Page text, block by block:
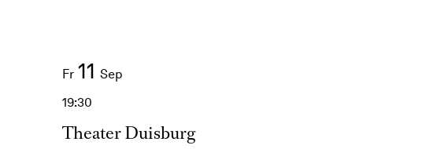
Fr 11 Sep
19:30
Theater Duisburg